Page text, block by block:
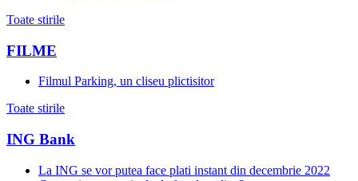
Toate stirile
FILME
Filmul Parking, un cliseu plictisitor
Toate stirile
ING Bank
La ING se vor putea face plati instant din decembrie 2022